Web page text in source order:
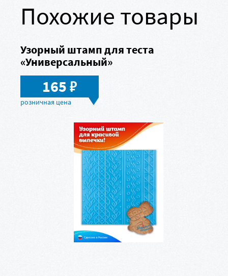
Похожие товары
Узорный штамп для теста
«Универсальный»
165в